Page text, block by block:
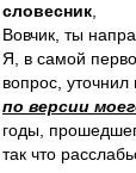
словесник
Вовчик, ты
Я, в самой
вопрос, уточнил
по версии
годы,
так что